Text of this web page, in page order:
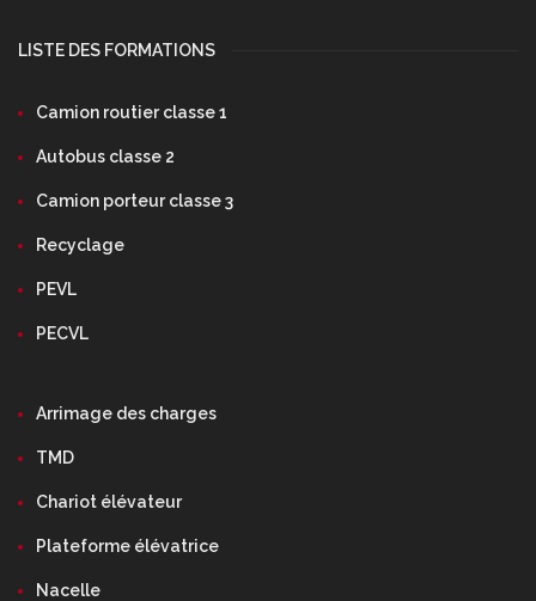
LISTE DES FORMATIONS
Camion routier classe 1
Autobus classe 2
Camion porteur classe 3
Recyclage
PEVL
PECVL
Arrimage des charges
TMD
Chariot élévateur
Plateforme élévatrice
Nacelle